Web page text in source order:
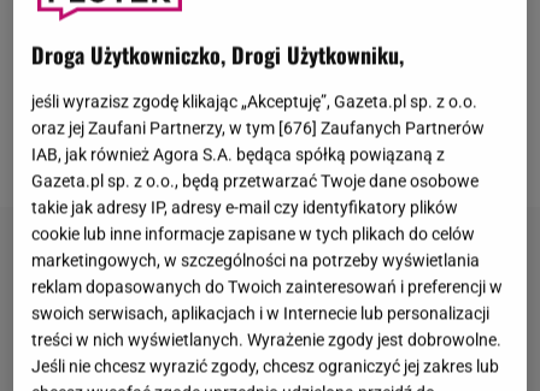
W mediach społecznościowych gwiazdy nie brakuje
zatem zdjęć z luksusowych wakacji, w bikini i
Macudzińska, kształty ma w swojej naturze od
zawsze.
Droga Użytkowniczko, Drogi Użytkowniku,
jeśli wyrazisz zgodę klikając „Akceptuję”, Gazeta.pl sp. z o.o.
oraz jej Zaufani Partnerzy, w tym [676] Zaufanych Partnerów
IAB, jak również Agora S.A. będąca spółką powiązaną z
Gazeta.pl sp. z o.o., będą przetwarzać Twoje dane osobowe
takie jak adresy IP, adresy e-mail czy identyfikatory plików
cookie lub inne informacje zapisane w tych plikach do celów
marketingowych, w szczególności na potrzeby wyświetlania
reklam dopasowanych do Twoich zainteresowań i preferencji w
swoich serwisach, aplikacjach i w Internecie lub personalizacji
treści w nich wyświetlanych. Wyrażenie zgody jest dobrowolne.
Jeśli nie chcesz wyrazić zgody, chcesz ograniczyć jej zakres lub